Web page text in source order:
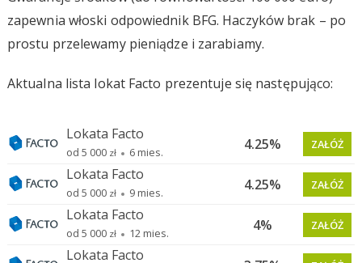
zapewnia włoski odpowiednik BFG. Haczyków brak – po
prostu przelewamy pieniądze i zarabiamy.
Aktualna lista lokat Facto prezentuje się następująco: